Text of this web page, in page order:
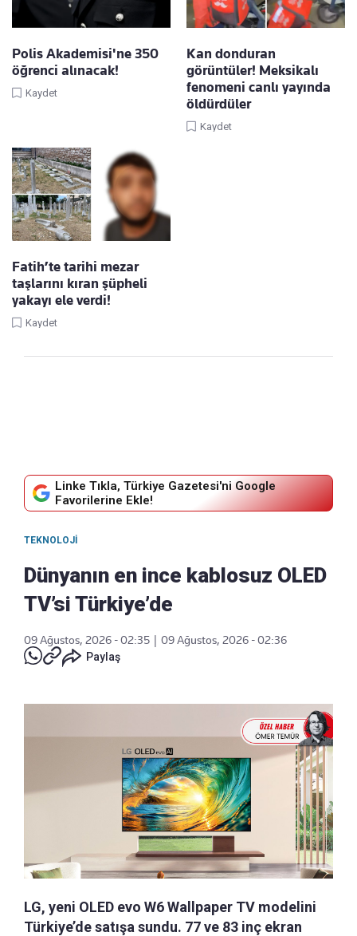
Polis Akademisi'ne 350
öğrenci alınacak!
Kaydet
Kan donduran
görüntüler! Meksikalı
fenomeni canlı yayında
öldürdüler
Kaydet
Fatih’te tarihi mezar
taşlarını kıran şüpheli
yakayı ele verdi!
Kaydet
Linke Tıkla, Türkiye Gazetesi'ni Google
Favorilerine Ekle!
TEKNOLOJI
Dünyanın en ince kablosuz OLED
TV’si Türkiye’de
09 Ağustos, 2026 - 02:35
09 Ağustos, 2026 - 02:36
Paylaş
LG, yeni OLED evo W6 Wallpaper TV modelini
Türkiye’de satışa sundu. 77 ve 83 inç ekran